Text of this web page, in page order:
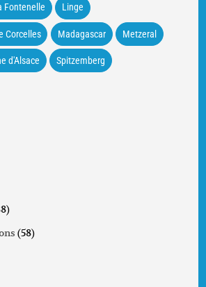
Fontenelle Linge
Corcelles Madagascar Metzeral
d'Alsace Spitzemberg
(58)